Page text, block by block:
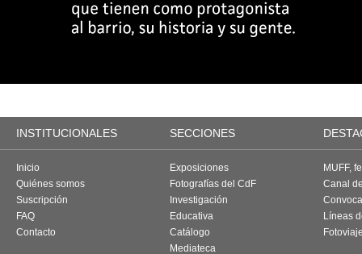
INSTITUCIONALES SECCIONES
Inicio
Quiénes somos
Suscripción
FAQ
Contacto
Exposiciones
Fotografías del CdF
Investigación
Educativa
Catálogo
Mediateca
MUFF,
Canal
Líneas